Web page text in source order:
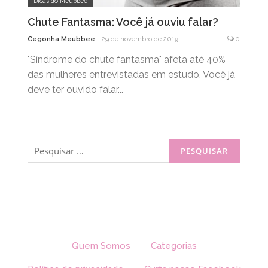
Chute Fantasma: Você já ouviu falar?
Cegonha Meubbee 29 de novembro de 2019 0
"Síndrome do chute fantasma" afeta até 40%
das mulheres entrevistadas em estudo. Você já
deve ter ouvido falar...
Pesquisar
por:
Quem Somos Categorias